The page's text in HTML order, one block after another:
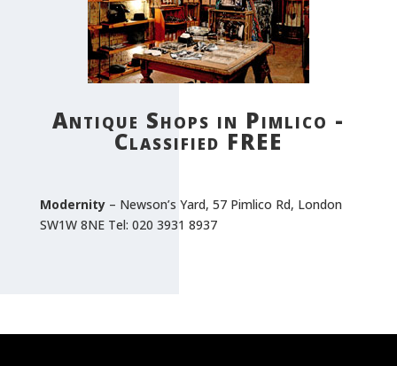
Antique Shops in Pimlico -
Classified FREE
Modernity – Newson’s Yard, 57 Pimlico Rd, London
SW1W 8NE Tel: 020 3931 8937